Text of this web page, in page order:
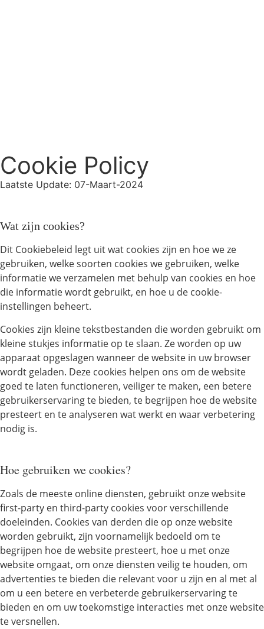
Cookie Policy
Laatste Update: 07-Maart-2024
Wat zijn cookies?
Dit Cookiebeleid legt uit wat cookies zijn en hoe we ze
gebruiken, welke soorten cookies we gebruiken, welke
informatie we verzamelen met behulp van cookies en hoe
die informatie wordt gebruikt, en hoe u de cookie-
instellingen beheert.
Cookies zijn kleine tekstbestanden die worden gebruikt om
kleine stukjes informatie op te slaan. Ze worden op uw
apparaat opgeslagen wanneer de website in uw browser
wordt geladen. Deze cookies helpen ons om de website
goed te laten functioneren, veiliger te maken, een betere
gebruikerservaring te bieden, te begrijpen hoe de website
presteert en te analyseren wat werkt en waar verbetering
nodig is.
Hoe gebruiken we cookies?
Zoals de meeste online diensten, gebruikt onze website
first-party en third-party cookies voor verschillende
doeleinden. Cookies van derden die op onze website
worden gebruikt, zijn voornamelijk bedoeld om te
begrijpen hoe de website presteert, hoe u met onze
website omgaat, om onze diensten veilig te houden, om
advertenties te bieden die relevant voor u zijn en al met al
om u een betere en verbeterde gebruikerservaring te
bieden en om uw toekomstige interacties met onze website
te versnellen.